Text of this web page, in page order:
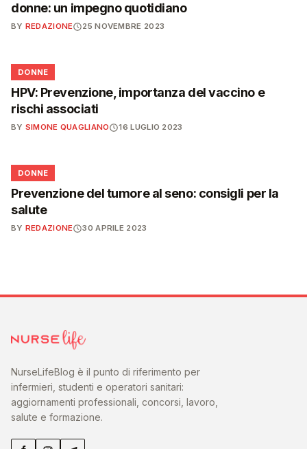
donne: un impegno quotidiano
BY REDAZIONE 25 NOVEMBRE 2023
🌸
DONNE
HPV: Prevenzione, importanza del vaccino e
rischi associati
BY SIMONE QUAGLIANO 16 LUGLIO 2023
🌸
DONNE
Prevenzione del tumore al seno: consigli per la
salute
BY REDAZIONE 30 APRILE 2023
NurseLifeBlog è il punto di riferimento per
infermieri, studenti e operatori sanitari:
aggiornamenti professionali, concorsi, lavoro,
salute e formazione.